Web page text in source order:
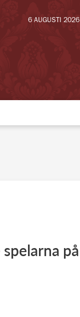
6 AUGUSTI 2026
på